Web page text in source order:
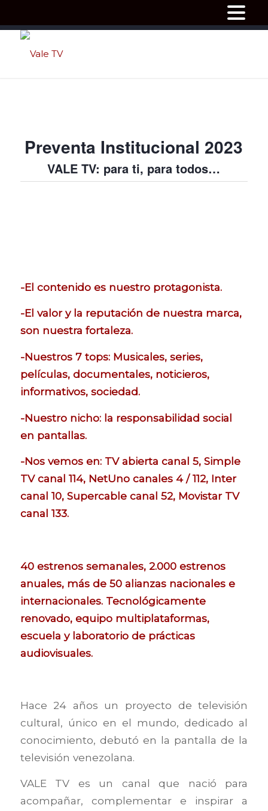
Preventa Institucional 2023
VALE TV: para ti, para todos…
-El contenido es nuestro protagonista.
-El valor y la reputación de nuestra marca,
son nuestra fortaleza.
-Nuestros 7 tops: Musicales, series,
películas, documentales, noticieros,
informativos, sociedad.
-Nuestro nicho: la responsabilidad social
en pantallas.
-Nos vemos en: TV abierta canal 5, Simple
TV canal 114, NetUno canales 4 / 112, Inter
canal 10, Supercable canal 52, Movistar TV
canal 133.
40 estrenos semanales, 2.000 estrenos
anuales, más de 50 alianzas nacionales e
internacionales. Tecnológicamente
renovado, equipo multiplataformas,
escuela y laboratorio de prácticas
audiovisuales.
Hace 24 años un proyecto de televisión
cultural, único en el mundo, dedicado al
conocimiento, debutó en la pantalla de la
televisión venezolana.
VALE TV es un canal que nació para
acompañar, complementar e inspirar a